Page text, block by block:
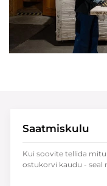
Saatmiskulu
Kui soovite tellida
ostukorvi kaudu - seal